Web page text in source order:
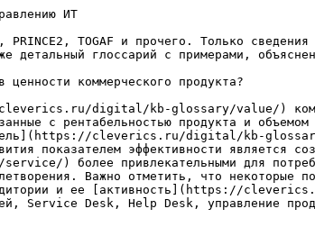
ИТ
TOGAF и прочего. Только
глоссарий с примерами,
коммерческого продукта?
cleverics.ru/digital/kb-glossary/value/)
с рентабельностью продукта и
cleverics.ru/digital/kb-
показателем эффективности является
) более привлекательными для
Важно отметить, что некоторые
аудитории и ее [активность](https://
Service Desk, Help Desk, управление